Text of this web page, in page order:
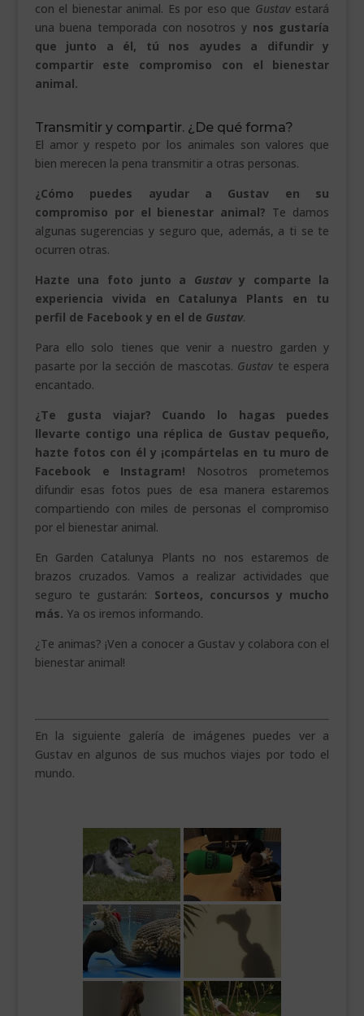
con el bienestar animal. Es por eso que Gustavestará
una buena temporada con nosotros y nos gustaría
que junto a él, tú nos ayudes a difundir y
compartir este compromiso con el bienestar
animal.
Transmitir y compartir. ¿De qué forma?
El amor y respeto por los animales son valores que
bien merecen la pena transmitir a otras personas.
¿Cómo puedes ayudar a Gustav en su
compromiso por el bienestar animal? Te damos
algunas sugerencias y seguro que, además, a ti se te
ocurren otras.
Hazte una foto junto a Gustavy comparte la
experiencia vivida en Catalunya Plants en tu
perfil de Facebook y en el de Gustav.
Para ello solo tienes que venir a nuestro garden y
pasarte por la sección de mascotas. Gustav te espera
encantado.
¿Te gusta viajar? Cuando lo hagas puedes
llevarte contigo una réplica de Gustav pequeño,
hazte fotos con él y ¡compártelas en tu muro de
Facebook e Instagram! Nosotros prometemos
difundir esas fotos pues de esa manera estaremos
compartiendo con miles de personas el compromiso
por el bienestar animal.
En Garden Catalunya Plants no nos estaremos de
brazos cruzados. Vamos a realizar actividades que
seguro te gustarán: Sorteos, concursos y mucho
más. Ya os iremos informando.
¿Te animas? ¡Ven a conocer a Gustav y colabora con el
bienestar animal!
En la siguiente galería de imágenes puedes ver a
Gustav en algunos de sus muchos viajes por todo el
mundo.